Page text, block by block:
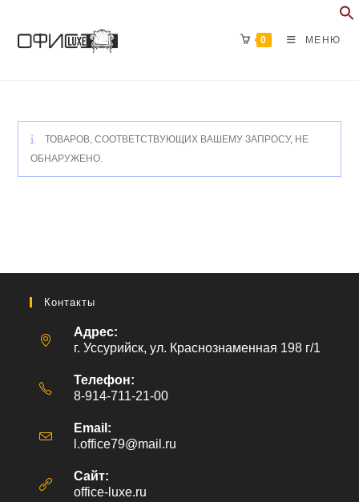
0 МЕНЮ
ТОВАРОВ, СООТВЕТСТВУЮЩИХ ВАШЕМУ ЗАПРОСУ, НЕ
ОБНАРУЖЕНО.
Контакты
Адрес:
г. Уссурийск, ул. Краснознаменная 198 г/1
Телефон:
8-914-711-21-00
Email:
l.office79@mail.ru
Сайт:
office-luxe.ru